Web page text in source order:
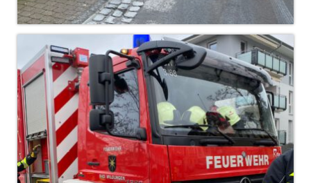
KatS-Zug
Dienstplan KatS-Zug
10 Jahre KatS-Zug
Musikzug
Infos
Termine